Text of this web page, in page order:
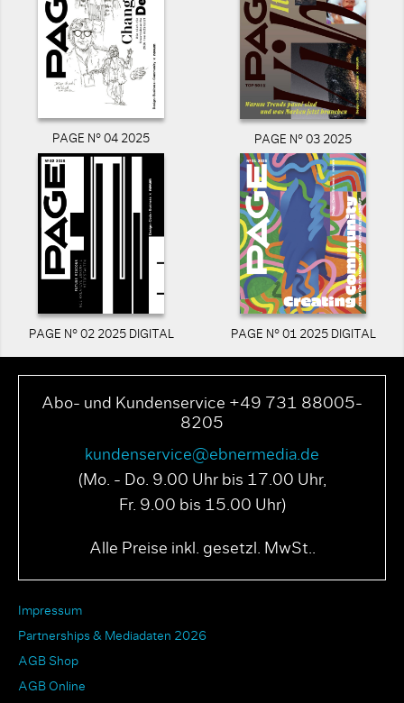
PAGE N° 04 2025 PAGE N° 03 2025
PAGE N° 02 2025 DIGITAL PAGE N° 01 2025 DIGITAL
Abo- und Kundenservice +49 731 88005-
8205
kundenservice@ebnermedia.de
(Mo. - Do. 9.00 Uhr bis 17.00 Uhr,
Fr. 9.00 bis 15.00 Uhr)
Alle Preise inkl. gesetzl. MwSt..
Impressum
Partnerships & Mediadaten 2026
AGB Shop
AGB Online